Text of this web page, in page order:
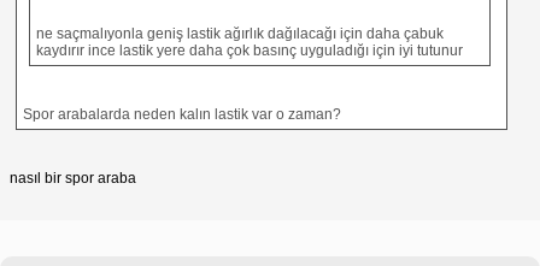
ne saçmalıyonla geniş lastik ağırlık dağılacağı için daha çabuk
kaydırır ince lastik yere daha çok basınç uyguladığı için iyi tutunur
Spor arabalarda neden kalın lastik var o zaman?
nasıl bir spor araba